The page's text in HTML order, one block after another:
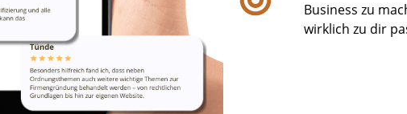
Business zu
wirklich zu dir